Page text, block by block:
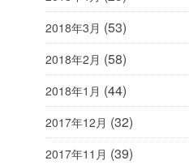
2018年3月 (53)
2018年2月 (58)
2018年1月 (44)
2017年12月 (32)
2017年11月 (39)